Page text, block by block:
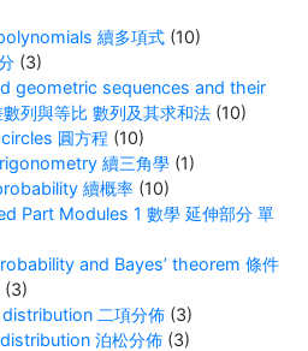
續多項式 (10)
(3)
geometric sequences and their
列與等比 數列及其求和法 (10)
圓方程 (10)
續三角學 (1)
續概率 (10)
Part Modules 1 數學 延伸部分 單
and Bayes’ theorem 條件
(3)
二項分佈 (3)
泊松分佈 (3)